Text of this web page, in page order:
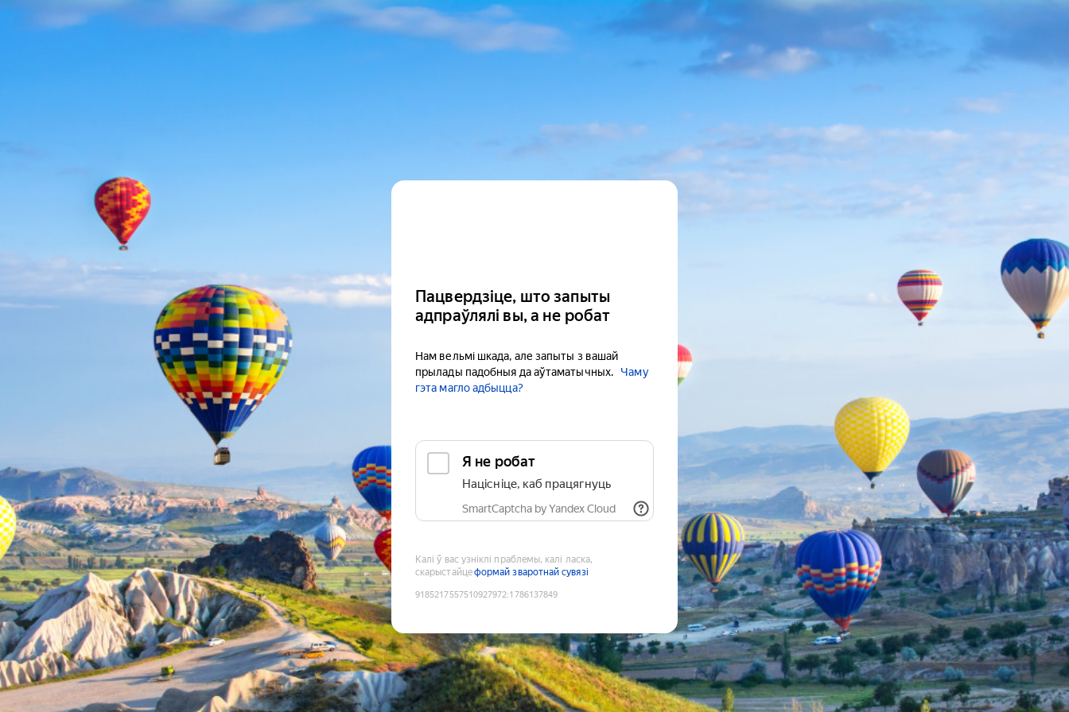
Пацвердзіце, што запыты
адпраўлялі вы, а не робат
Нам вельмі шкада, але запыты з вашай
прылады падобныя да аўтаматычных.
Чаму
гэта магло адбыцца?
Я не робат
Націсніце, каб працягнуць
SmartCaptcha by Yandex Cloud
Калі ў вас узніклі праблемы, калі ласка,
скарыстайцеформай зваротнай сувязі
9185217557510927972:1786137849